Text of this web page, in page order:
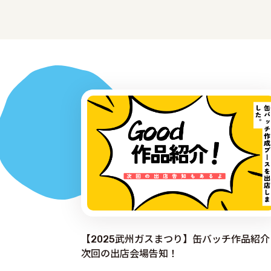
【2025武州ガスまつり】缶バッチ作品紹
次回の出店会場告知！